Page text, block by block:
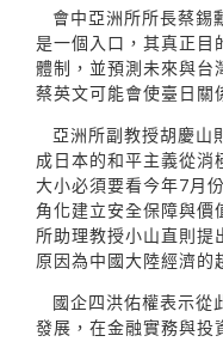
會中亞洲所所長蔡錫
是一個入口，其真正目
體制，並預測未來與台
蔡英文可能會使臺日關
亞洲所副教授胡慶山
成日本的和平主義從消
大小必須要看今年7月
角化建立安全保障與價
所助理教授小山直則提
原因為中國大陸經濟的
國企四洪佑權表示從
發展，在金融實務與投